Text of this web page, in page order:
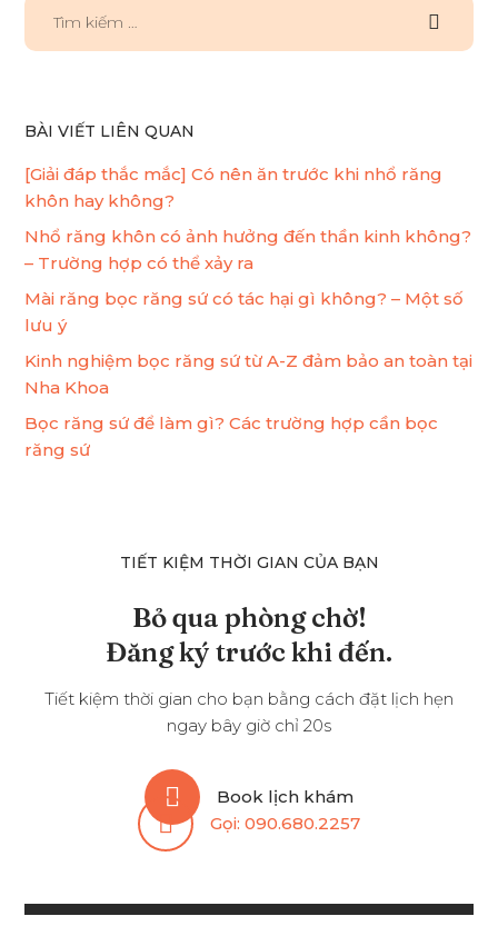
BÀI VIẾT LIÊN QUAN
[Giải đáp thắc mắc] Có nên ăn trước khi nhổ răng
khôn hay không?
Nhổ răng khôn có ảnh hưởng đến thần kinh không?
– Trường hợp có thể xảy ra
Mài răng bọc răng sứ có tác hại gì không? – Một số
lưu ý
Kinh nghiệm bọc răng sứ từ A-Z đảm bảo an toàn tại
Nha Khoa
Bọc răng sứ để làm gì? Các trường hợp cần bọc
răng sứ
TIẾT KIỆM THỜI GIAN CỦA BẠN
Bỏ qua phòng chờ!
Đăng ký trước khi đến.
Tiết kiệm thời gian cho bạn bằng cách đặt lịch hẹn
ngay bây giờ chỉ 20s
Book lịch khám
Gọi: 090.680.2257